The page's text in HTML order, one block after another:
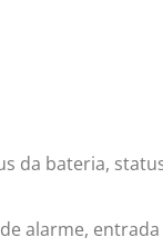
da bateria,
alarme,